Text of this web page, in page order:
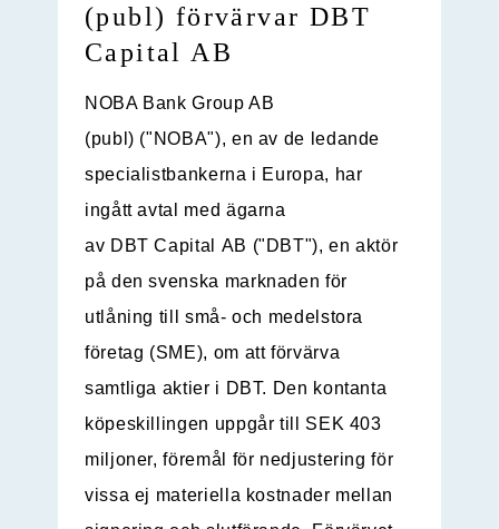
(publ) förvärvar DBT
Capital AB
NOBA Bank Group AB
(publ) ("NOBA"), en av de ledande
specialistbankerna i Europa, har
ingått avtal med ägarna
av DBT Capital AB ("DBT"), en aktör
på den svenska marknaden för
utlåning till små- och medelstora
företag (SME), om att förvärva
samtliga aktier i DBT. Den kontanta
köpeskillingen uppgår till SEK 403
miljoner, föremål för nedjustering för
vissa ej materiella kostnader mellan